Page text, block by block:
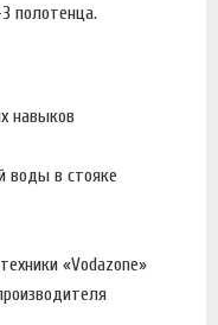
полотенца.
навыков
воды в стояке
«Vodazone»